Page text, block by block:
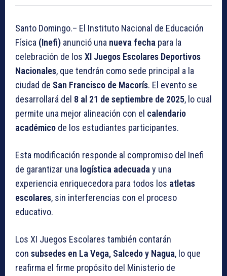
Santo Domingo.– El Instituto Nacional de Educación
Física (Inefi) anunció una nueva fecha para la
celebración de los XI Juegos Escolares Deportivos
Nacionales, que tendrán como sede principal a la
ciudad de San Francisco de Macorís. El evento se
desarrollará del 8 al 21 de septiembre de 2025, lo cual
permite una mejor alineación con el calendario
académico de los estudiantes participantes.
Esta modificación responde al compromiso del Inefi
de garantizar una logística adecuada y una
experiencia enriquecedora para todos los atletas
escolares, sin interferencias con el proceso
educativo.
Los XI Juegos Escolares también contarán
con subsedes en La Vega, Salcedo y Nagua, lo que
reafirma el firme propósito del Ministerio de